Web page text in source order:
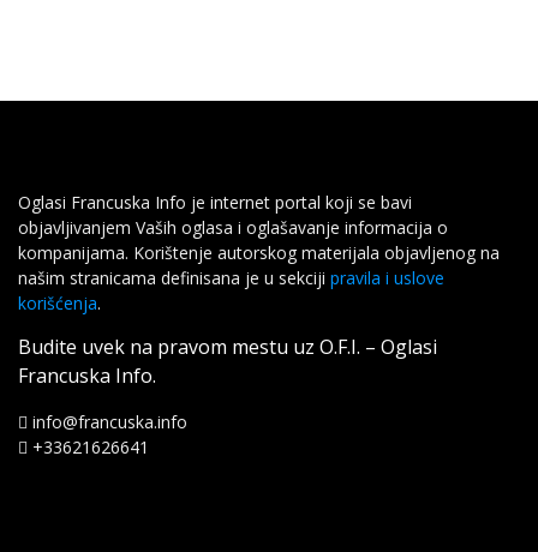
Oglasi Francuska Info je internet portal koji se bavi
objavljivanjem Vaših oglasa i oglašavanje informacija o
kompanijama. Korištenje autorskog materijala objavljenog na
našim stranicama definisana je u sekciji pravila i uslove
korišćenja.
Budite uvek na pravom mestu uz O.F.I. – Oglasi
Francuska Info.
info@francuska.info
+33621626641